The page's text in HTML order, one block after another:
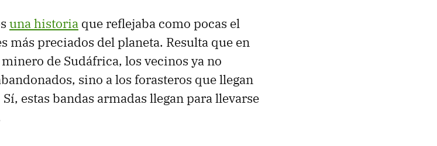
una historia que reflejaba como pocas el
más preciados del planeta. Resulta que en
de Sudáfrica, los vecinos ya no
sino a los forasteros que llegan
estas bandas armadas llegan para llevarse